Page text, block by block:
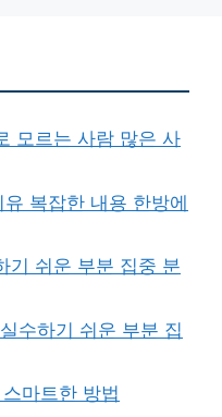
모르는 사람 많은 사
복잡한 내용 한방에
기 쉬운 부분 집중 분
수하기 쉬운 부분 집
마트한 방법